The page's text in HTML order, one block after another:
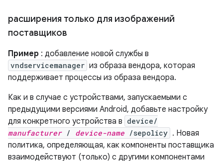
расширения только для изображений
поставщиков
Пример : добавление новой службы в
vndservicemanager из образа вендора, которая
поддерживает процессы из образа вендора.
Как и в случае с устройствами, запускаемыми с
предыдущими версиями Android, добавьте настройку
для конкретного устройства в device/
manufacturer/ device-name /sepolicy . Новая
политика, определяющая, как компоненты поставщика
взаимодействуют (только) с другими компонентами